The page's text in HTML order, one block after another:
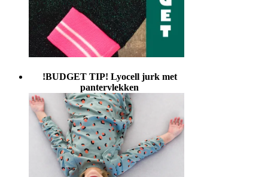
!BUDGET TIP! Lyocell jurk met
pantervlekken